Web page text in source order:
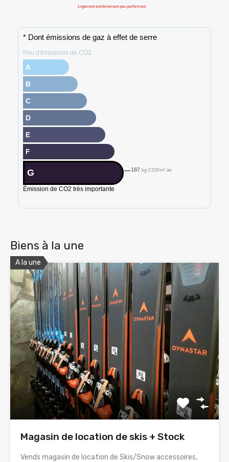
Logement extrêmement peu performant
* Dont émissions de gaz à effet de serre
Peu d'émissions de CO2
A
B
C
D
E
F
G 187kg CO2/m².an
Émission de CO2 très importante
Biens à la une
A la une
Magasin de location de skis + Stock
Vends magasin de location de Skis/Snow accessoires,